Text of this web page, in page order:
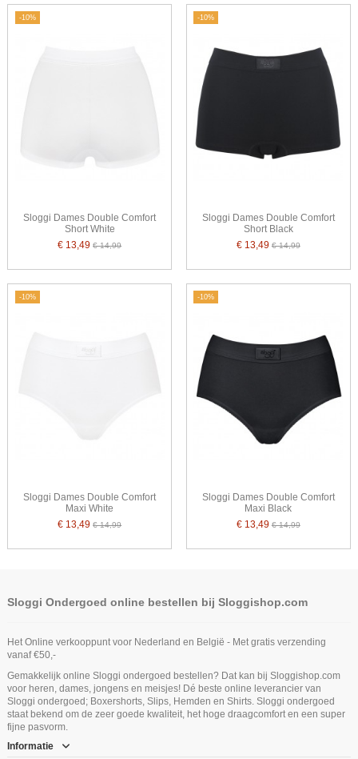
-10%
Sloggi Dames Double Comfort
Short White
€ 13,49€ 14,99
-10%
Sloggi Dames Double Comfort
Short Black
€ 13,49€ 14,99
-10%
Sloggi Dames Double Comfort
Maxi White
€ 13,49€ 14,99
-10%
Sloggi Dames Double Comfort
Maxi Black
€ 13,49€ 14,99
Sloggi Ondergoed online bestellen bij Sloggishop.com
Het Online verkooppunt voor Nederland en België - Met gratis verzending
vanaf €50,-
Gemakkelijk online Sloggi ondergoed bestellen? Dat kan bij Sloggishop.com
voor heren, dames, jongens en meisjes! Dé beste online leverancier van
Sloggi ondergoed; Boxershorts, Slips, Hemden en Shirts. Sloggi ondergoed
staat bekend om de zeer goede kwaliteit, het hoge draagcomfort en een super
fijne pasvorm.
Informatie